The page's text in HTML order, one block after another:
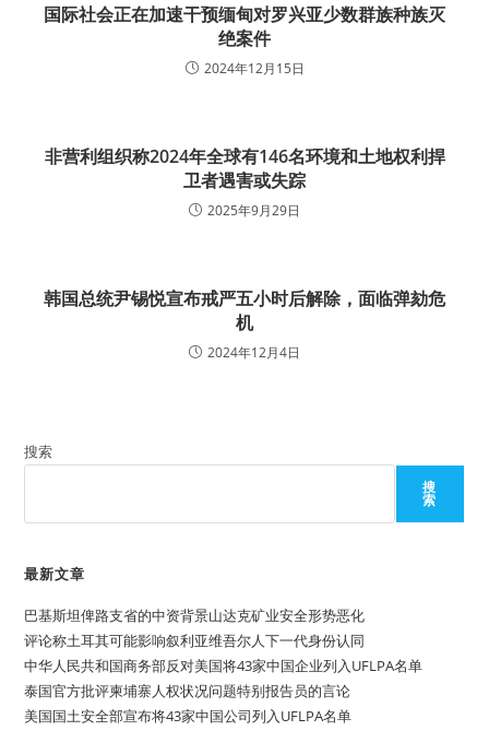
国际社会正在加速干预缅甸对罗兴亚少数群族种族灭
绝案件
2024年12月15日
非营利组织称2024年全球有146名环境和土地权利捍
卫者遇害或失踪
2025年9月29日
韩国总统尹锡悦宣布戒严五小时后解除，面临弹劾危
机
2024年12月4日
搜索
搜
索
最新文章
巴基斯坦俾路支省的中资背景山达克矿业安全形势恶化
评论称土耳其可能影响叙利亚维吾尔人下一代身份认同
中华人民共和国商务部反对美国将43家中国企业列入UFLPA名单
泰国官方批评柬埔寨人权状况问题特别报告员的言论
美国国土安全部宣布将43家中国公司列入UFLPA名单